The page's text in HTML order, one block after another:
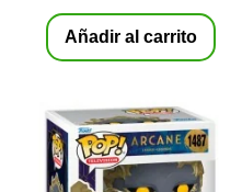
Añadir al carrito